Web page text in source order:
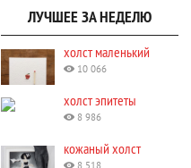
ЛУЧШЕЕ ЗА НЕДЕЛЮ
холст маленький
10 066
холст эпитеты
8 986
кожаный холст